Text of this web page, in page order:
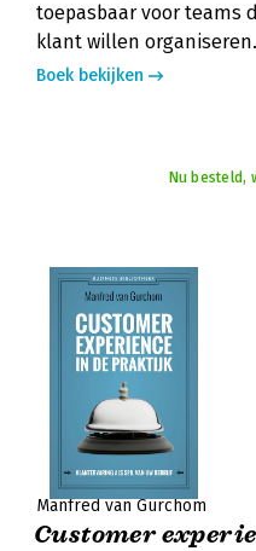
toepasbaar voor teams
klant willen organiseren.
Boek bekijken
Nu besteld,
Manfred van Gurchom
Customer